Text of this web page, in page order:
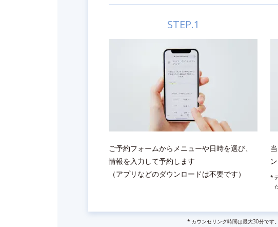
STEP.1
ご予約フォームからメニューや日時を選び、
情報を入力して予約します
（アプリなどのダウンロードは不要です）
カウンセリング時間は最大30分です